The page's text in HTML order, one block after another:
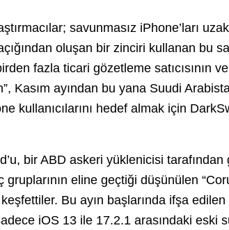
savunmasız iPhone’ları
oluşan bir zinciri kullanan bu
fazla ticari gözetleme satıcısının
Kasım ayından bu yana Suudi
kullanıcılarını hedef almak için
bir ABD askeri yüklenicisi
eline geçtiği düşünülen
Bu ayın başlarında ifşa
iOS 13 ile 17.2.1 arasındaki eski